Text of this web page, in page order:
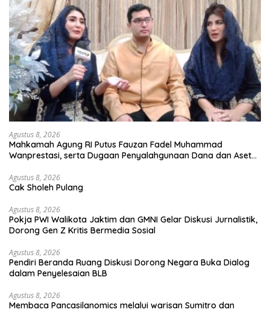
Agustus 8, 2026
Mahkamah Agung RI Putus Fauzan Fadel Muhammad
Wanprestasi, serta Dugaan Penyalahgunaan Dana dan Aset
Agustus 8, 2026
Cak Sholeh Pulang
Agustus 8, 2026
Pokja PWI Walikota Jaktim dan GMNI Gelar Diskusi Jurnalistik,
Dorong Gen Z Kritis Bermedia Sosial
Agustus 8, 2026
Pendiri Beranda Ruang Diskusi Dorong Negara Buka Dialog
dalam Penyelesaian BLB
Agustus 8, 2026
Membaca Pancasilanomics melalui warisan Sumitro dan